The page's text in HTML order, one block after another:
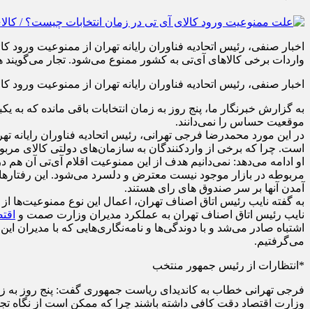
اخبار صنفی، رئیس اتحادیه فناوران رایانه تهران از ممنوعیت
واردات برخی کالاهای آی‌تی به کشور ممنوع می‌شود. تجار
اخبار صنفی، رئیس اتحادیه فناوران رایانه تهران از ممنوعیت
به گزارش خبرنگار ما، پنج روز به زمان انتخابات باقی مانده که
موقعیت حساس را نمی‌دانند.
در این مورد محمدرضا فرجی تهرانی، رئیس اتحادیه فناوران
است. چرا که برخی از واردکنندگان به سازمان‌های دولتی کالای
او ادامه می‌دهد: نمی‌دانیم هدف از این ممنوعیت اقلام آی‌تی آن
مربوطه در بازار موجود نیست معترض و دلسرد می‌شود. این
آمدن آنها بر سر صندوق های رای هستند.
به گفته نایب رئیس اتاق اصناف تهران، اعمال این نوع
نایب رئیس اتاق اصناف تهران به عملکرد مدیران وزارت صمت و
اشتباه صادر می‌شد و با دوندگی‌ها و نامه‌نگاری‌هایی که با مدیران
می‌گرفتیم.
*انتظارات از رئیس جمهور منتخب
فرجی تهرانی خطاب به کاندیدای ریاست جمهوری گفت: پنج روز به